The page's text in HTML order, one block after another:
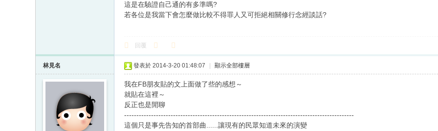
這是在驗證自己通的有多準嗎?
若各位是我當下會怎麼做比較不得罪人又可拒絕相關修行念經談話?
回覆
林見名 發表於 2014-3-20 01:48:07 顯示全部樓層
我在FB朋友貼的文上面做了些的感想～
就貼在這裡～
反正也是閒聊
----------------------------------------------------------------------------------------------
這個只是事先告知的首部曲......讓現有的民眾知道未來的演變